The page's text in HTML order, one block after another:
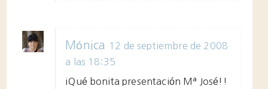
Mónica
12 de septiembre de 2008
a las 18:35
¡Qué bonita presentación Mª José!!